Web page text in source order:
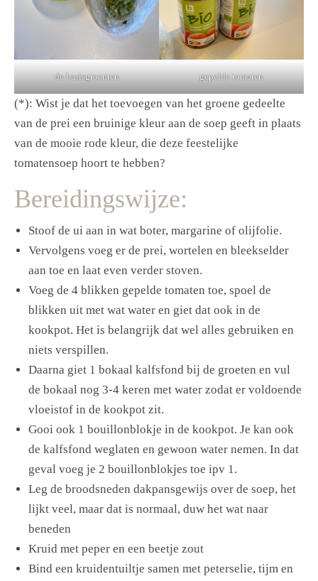
de basisgroenten gepelde tomaten
(*): Wist je dat het toevoegen van het groene gedeelte
van de prei een bruinige kleur aan de soep geeft in plaats
van de mooie rode kleur, die deze feestelijke
tomatensoep hoort te hebben?
Bereidingswijze:
Stoof de ui aan in wat boter, margarine of olijfolie.
Vervolgens voeg er de prei, wortelen en bleekselder
aan toe en laat even verder stoven.
Voeg de 4 blikken gepelde tomaten toe, spoel de
blikken uit met wat water en giet dat ook in de
kookpot. Het is belangrijk dat wel alles gebruiken en
niets verspillen.
Daarna giet 1 bokaal kalfsfond bij de groeten en vul
de bokaal nog 3-4 keren met water zodat er voldoende
vloeistof in de kookpot zit.
Gooi ook 1 bouillonblokje in de kookpot. Je kan ook
de kalfsfond weglaten en gewoon water nemen. In dat
geval voeg je 2 bouillonblokjes toe ipv 1.
Leg de broodsneden dakpansgewijs over de soep, het
lijkt veel, maar dat is normaal, duw het wat naar
beneden
Kruid met peper en een beetje zout
Bind een kruidentuiltje samen met peterselie, tijm en